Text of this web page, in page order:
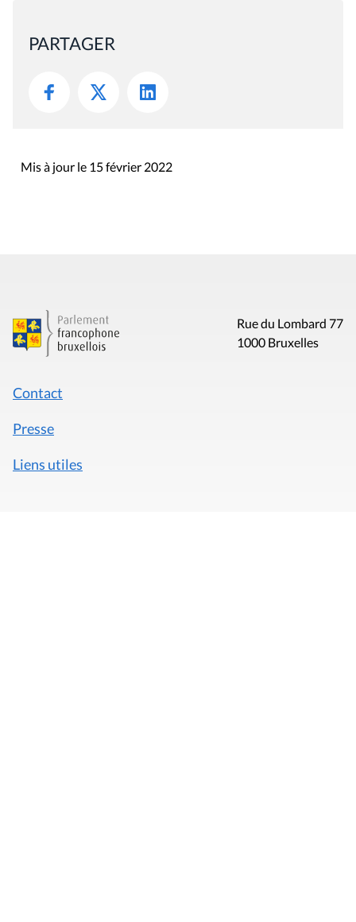
PARTAGER
Mis à jour le 15 février 2022
Rue du Lombard 77
1000 Bruxelles
Contact
Presse
Liens utiles